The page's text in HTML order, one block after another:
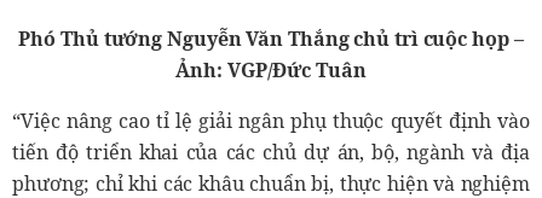
Phó Thủ tướng Nguyễn Văn Thắng chủ trì cuộc họp –
Ảnh: VGP/Đức Tuân
“Việc nâng cao tỉ lệ giải ngân phụ thuộc quyết định vào
tiến độ triển khai của các chủ dự án, bộ, ngành và địa
phương; chỉ khi các khâu chuẩn bị, thực hiện và nghiệm